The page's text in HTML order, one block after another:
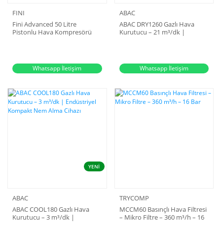
FINI
Fini Advanced 50 Litre
Pistonlu Hava Kompresörü
İtalyan Fini Marka
Whatsapp İletişim
ABAC
ABAC DRY1260 Gazlı Hava
Kurutucu – 21 m³/dk |
Whatsapp İletişim
YENİ
ABAC
ABAC COOL180 Gazlı Hava
Kurutucu – 3 m³/dk |
TRYCOMP
MCCM60 Basınçlı Hava Filtresi
– Mikro Filtre – 360 m³/h – 16